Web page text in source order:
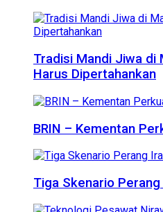
Tradisi Mandi Jiwa di
Harus Dipertahankan
BRIN – Kementan
Tiga Skenario Perang